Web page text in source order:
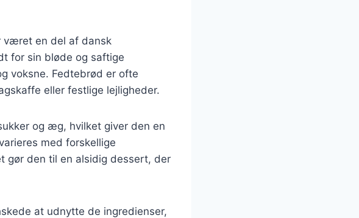
været en del af dansk
for sin bløde og saftige
voksne. Fedtebrød er ofte
eller festlige lejligheder.
og æg, hvilket giver den en
med forskellige
gør den til en alsidig dessert, der
at udnytte de ingredienser,